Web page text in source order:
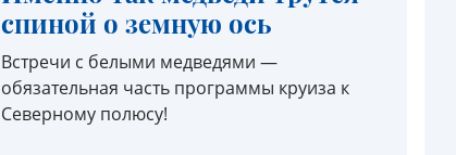
спиной о земную ось
Встречи с белыми медведями —
обязательная часть программы круиза к
Северному полюсу!